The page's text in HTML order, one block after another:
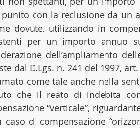
punito con la reclusione da un
dovute, utilizzando in
per un importo annuo
dell’ampliamento
dal D.Lgs. n. 241 del 1997,
come tale anche nella
che il reato di indebita
“verticale”,
caso di compensazione